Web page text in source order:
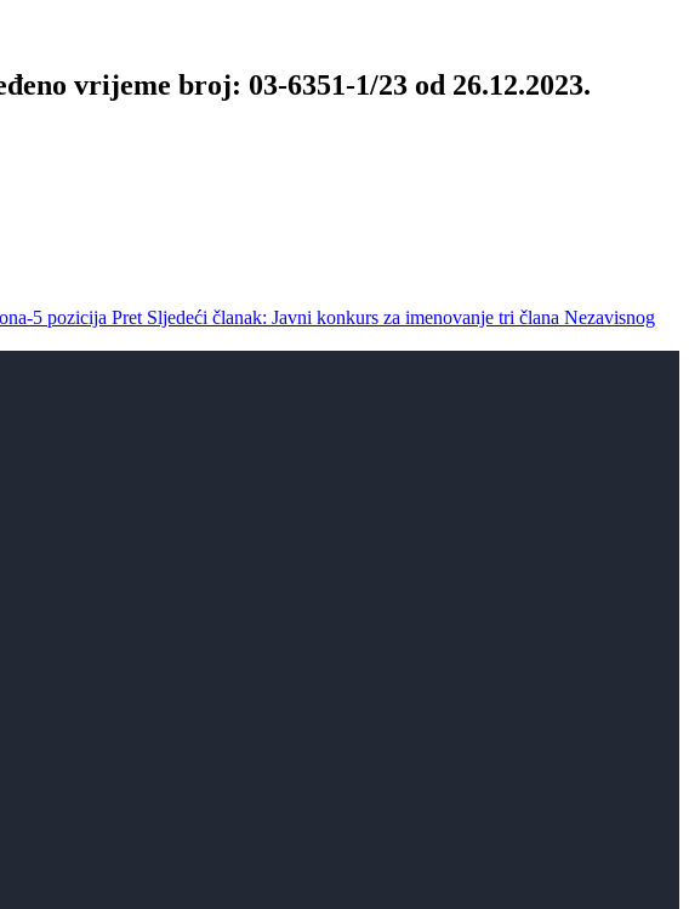
vrijeme broj: 03-6351-1/23 od 26.12.2023.
5 pozicija Pret Sljedeći članak: Javni konkurs za imenovanje tri člana Nezavisnog